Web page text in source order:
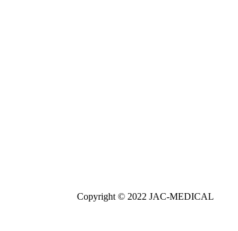
Copyright © 2022 JAC-MEDICAL